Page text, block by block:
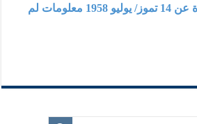
الحلقة 43 : أسئلة حائرة عن 14 تموز/ يوليو 1958 معلومات لم